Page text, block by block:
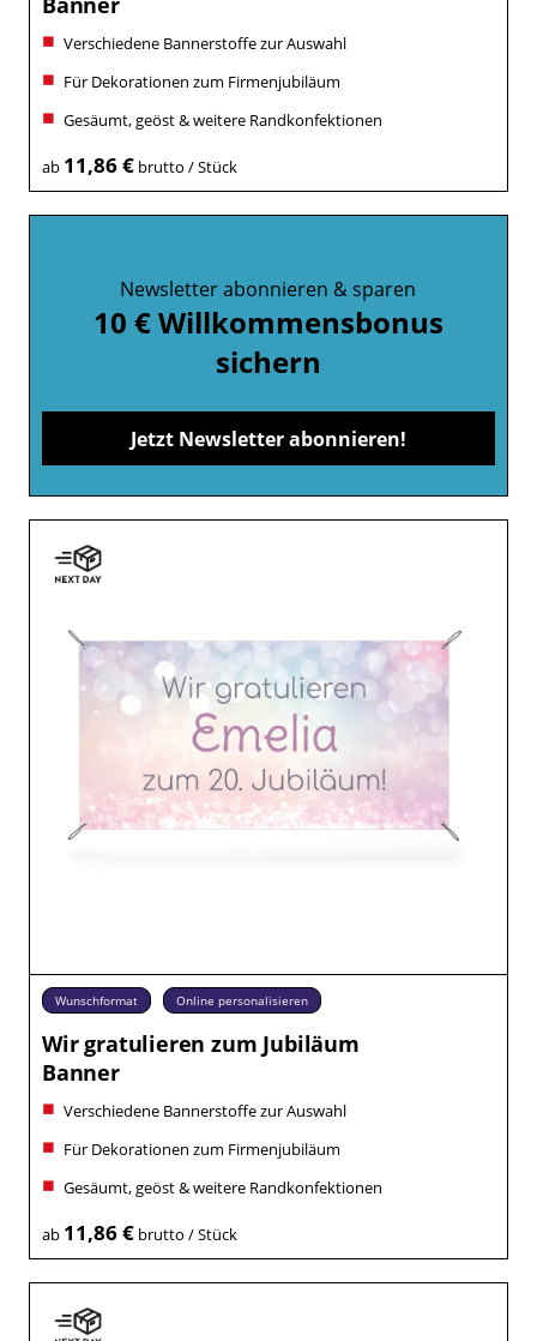
Verschiedene Bannerstoffe zur Auswahl
Für Dekorationen zum Firmenjubiläum
Gesäumt, geöst & weitere Randkonfektionen
ab 11,86 €brutto / Stück
Newsletter abonnieren & sparen
10 € Willkommensbonus
sichern
Jetzt Newsletter abonnieren!
Wunschformat Online personalisieren
Wir gratulieren zum Jubiläum
Banner
Verschiedene Bannerstoffe zur Auswahl
Für Dekorationen zum Firmenjubiläum
Gesäumt, geöst & weitere Randkonfektionen
ab 11,86 €brutto / Stück